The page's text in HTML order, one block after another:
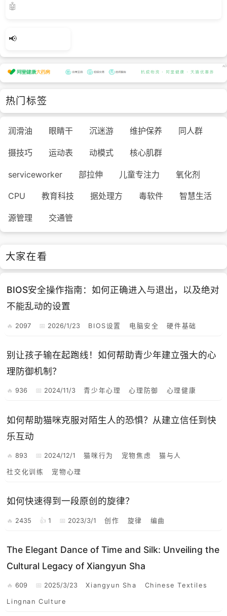
热门标签
润滑油 眼睛干 沉迷游 维护保养 同人群
摄技巧 运动表 动模式 核心肌群
serviceworker 部拉伸 儿童专注力 氧化剂
CPU 教育科技 据处理方 毒软件 智慧生活
源管理 交通管
大家在看
BIOS安全操作指南：如何正确进入与退出，以及绝对
不能乱动的设置
2097 2026/1/23 BIOS设置 电脑安全 硬件基础
别让孩子输在起跑线！如何帮助青少年建立强大的心
理防御机制？
936 2024/11/3 青少年心理 心理防御 心理健康
如何帮助猫咪克服对陌生人的恐惧？从建立信任到快
乐互动
893 2024/12/1 猫咪行为 宠物焦虑 猫与人
社交化训练 宠物心理
如何快速得到一段原创的旋律？
2435 1 2023/3/1 创作 旋律 编曲
The Elegant Dance of Time and Silk: Unveiling the
Cultural Legacy of Xiangyun Sha
609 2025/3/23 Xiangyun Sha Chinese Textiles
Lingnan Culture